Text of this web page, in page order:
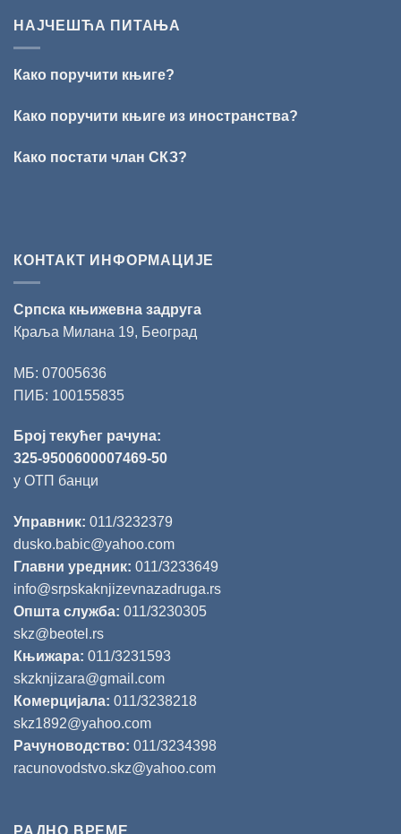
Раичковић“
Ристовићу
НАЈЧЕШЋА ПИТАЊА
Како поручити књиге?
Како поручити књиге из иностранства?
Како постати члан СКЗ?
КОНТАКТ ИНФОРМАЦИЈЕ
Српска књижевна задруга
Краља Милана 19, Београд
МБ: 07005636
ПИБ: 100155835
Број текућег рачуна:
325-9500600007469-50
у ОТП банци
Управник: 011/3232379
dusko.babic@yahoo.com
Главни уредник: 011/3233649
info@srpskaknjizevnazadruga.rs
Општа служба: 011/3230305
skz@beotel.rs
Књижара: 011/3231593
skzknjizara@gmail.com
Комерцијала: 011/3238218
skz1892@yahoo.com
Рачуноводство: 011/3234398
racunovodstvo.skz@yahoo.com
РАДНО ВРЕМЕ